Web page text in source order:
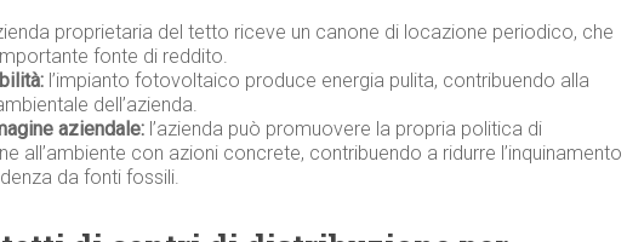
proprietaria del tetto riceve un canone di locazione periodico, che
fonte di reddito.
l’impianto fotovoltaico produce energia pulita, contribuendo alla
dell’azienda.
aziendale: l’azienda può promuovere la propria politica di
all’ambiente con azioni concrete, contribuendo a ridurre l’inquinamento
da fonti fossili.